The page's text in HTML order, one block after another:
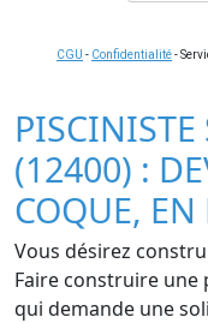
CGU - Confidentialité-
(12400) :
COQUE,
Vous désirez
Faire construire
qui demande une